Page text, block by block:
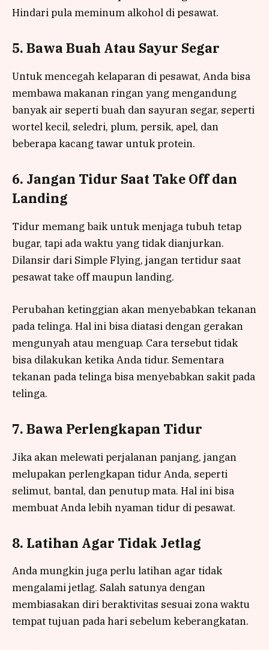
Hindari pula meminum alkohol di pesawat.
5. Bawa Buah Atau Sayur Segar
Untuk mencegah kelaparan di pesawat, Anda bisa
membawa makanan ringan yang mengandung
banyak air seperti buah dan sayuran segar, seperti
wortel kecil, seledri, plum, persik, apel, dan
beberapa kacang tawar untuk protein.
6. Jangan Tidur Saat Take Off dan
Landing
Tidur memang baik untuk menjaga tubuh tetap
bugar, tapi ada waktu yang tidak dianjurkan.
Dilansir dari Simple Flying, jangan tertidur saat
pesawat take off maupun landing.
Perubahan ketinggian akan menyebabkan tekanan
pada telinga. Hal ini bisa diatasi dengan gerakan
mengunyah atau menguap. Cara tersebut tidak
bisa dilakukan ketika Anda tidur. Sementara
tekanan pada telinga bisa menyebabkan sakit pada
telinga.
7. Bawa Perlengkapan Tidur
Jika akan melewati perjalanan panjang, jangan
melupakan perlengkapan tidur Anda, seperti
selimut, bantal, dan penutup mata. Hal ini bisa
membuat Anda lebih nyaman tidur di pesawat.
8. Latihan Agar Tidak Jetlag
Anda mungkin juga perlu latihan agar tidak
mengalami jetlag. Salah satunya dengan
membiasakan diri beraktivitas sesuai zona waktu
tempat tujuan pada hari sebelum keberangkatan.